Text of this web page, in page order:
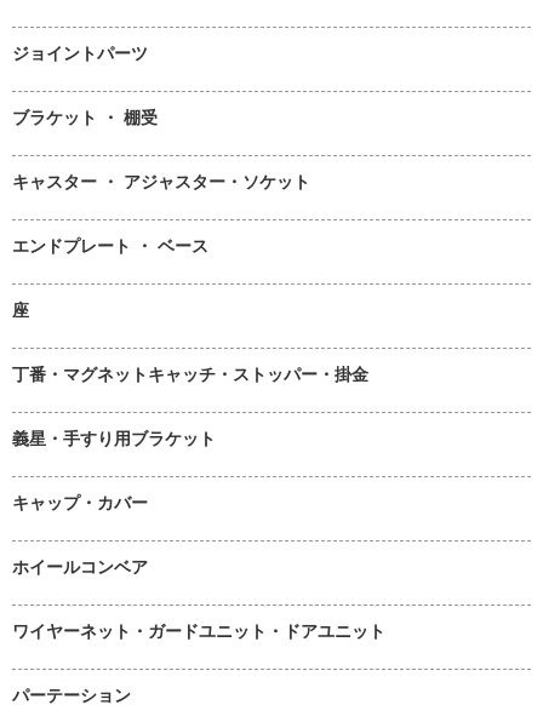
ジョイントパーツ
ブラケット ・ 棚受
キャスター ・ アジャスター・ソケット
エンドプレート ・ ベース
座
丁番・マグネットキャッチ・ストッパー・掛金
義星・手すり用ブラケット
キャップ・カバー
ホイールコンベア
ワイヤーネット・ガードユニット・ドアユニット
パーテーション